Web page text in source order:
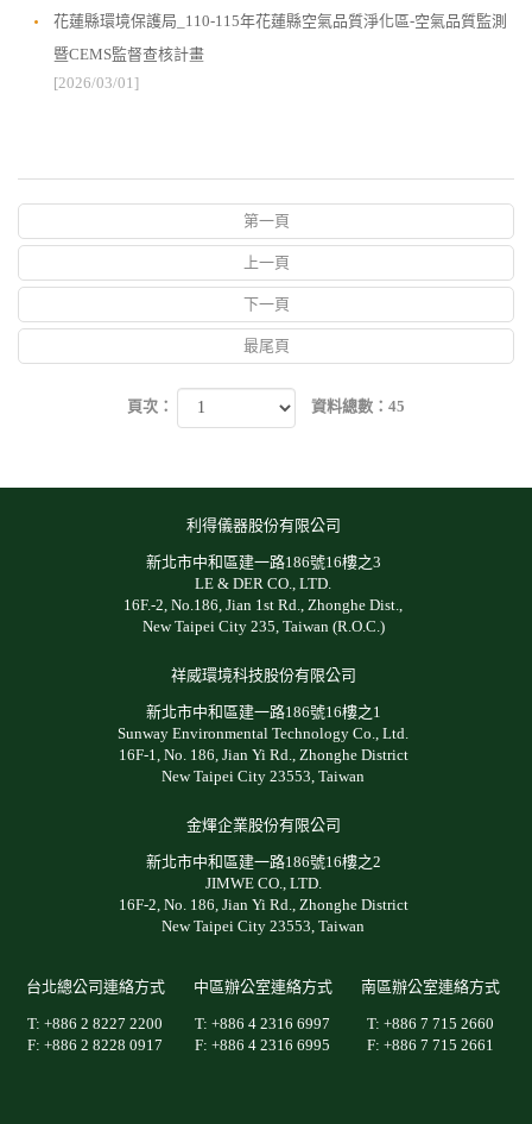
花蓮縣環境保護局_110-115年花蓮縣空氣品質淨化區-空氣品質監測
暨CEMS監督查核計畫
[2026/03/01]
第一頁
上一頁
下一頁
最尾頁
頁次： 資料總數：45
利得儀器股份有限公司
新北市中和區建一路186號16樓之3
LE & DER CO., LTD.
16F.-2, No.186, Jian 1st Rd., Zhonghe Dist.,
New Taipei City 235, Taiwan (R.O.C.)
祥威環境科技股份有限公司
新北市中和區建一路186號16樓之1
Sunway Environmental Technology Co., Ltd.
16F-1, No. 186, Jian Yi Rd., Zhonghe District
New Taipei City 23553, Taiwan
金煇企業股份有限公司
新北市中和區建一路186號16樓之2
JIMWE CO., LTD.
16F-2, No. 186, Jian Yi Rd., Zhonghe District
New Taipei City 23553, Taiwan
台北總公司連絡方式
T: +886 2 8227 2200
F: +886 2 8228 0917
中區辦公室連絡方式
T: +886 4 2316 6997
F: +886 4 2316 6995
南區辦公室連絡方式
T: +886 7 715 2660
F: +886 7 715 2661